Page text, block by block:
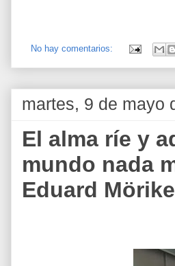
No hay comentarios:
martes, 9 de mayo
El alma ríe y
mundo nada
Eduard Mörike